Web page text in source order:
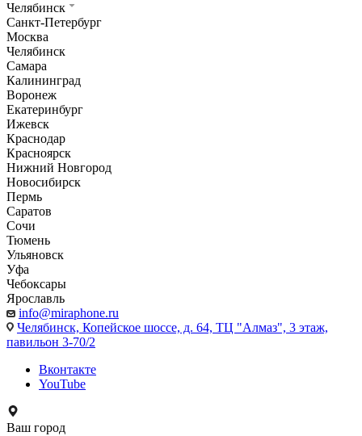
Челябинск
Санкт-Петербург
Москва
Челябинск
Самара
Калининград
Воронеж
Екатеринбург
Ижевск
Краснодар
Красноярск
Нижний Новгород
Новосибирск
Пермь
Саратов
Сочи
Тюмень
Ульяновск
Уфа
Чебоксары
Ярославль
info@miraphone.ru
Челябинск, Копейское шоссе, д. 64, ТЦ "Алмаз", 3 этаж,
павильон 3-70/2
Вконтакте
YouTube
Ваш город